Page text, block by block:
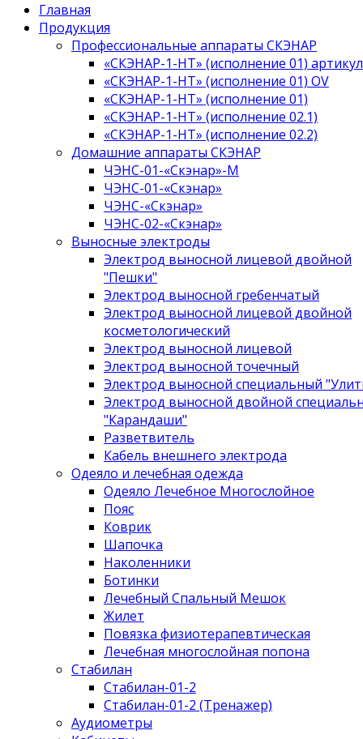
Главная
Продукция
Профессиональные аппараты СКЭНАР
«СКЭНАР-1-НТ» (исполнение 01)
«СКЭНАР-1-НТ» (исполнение 01) OV
«СКЭНАР-1-НТ» (исполнение 01)
«СКЭНАР-1-НТ» (исполнение 02.1)
«СКЭНАР-1-НТ» (исполнение 02.2)
Домашние аппараты СКЭНАР
ЧЭНС-01-«Скэнар»-М
ЧЭНС-01-«Скэнар»
ЧЭНС-«Скэнар»
ЧЭНС-02-«Скэнар»
Выносные электроды
Электрод выносной лицевой двойной
"Пешки"
Электрод выносной гребенчатый
Электрод выносной лицевой двойной
косметологический
Электрод выносной лицевой
Электрод выносной точечный
Электрод выносной специальный
Электрод выносной двойной
"Карандаши"
Разветвитель
Кабель внешнего электрода
Одеяло и лечебная одежда
Одеяло Лечебное Многослойное
Пояс
Коврик
Шапочка
Наколенники
Ботинки
Лечебный Спальный Мешок
Жилет
Повязка физиотерапевтическая
Лечебная многослойная попона
Стабилан
Стабилан-01-2
Стабилан-01-2 (Тренажер)
Аудиометры